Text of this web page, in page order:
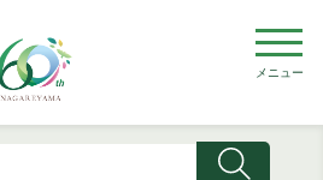
メニュー